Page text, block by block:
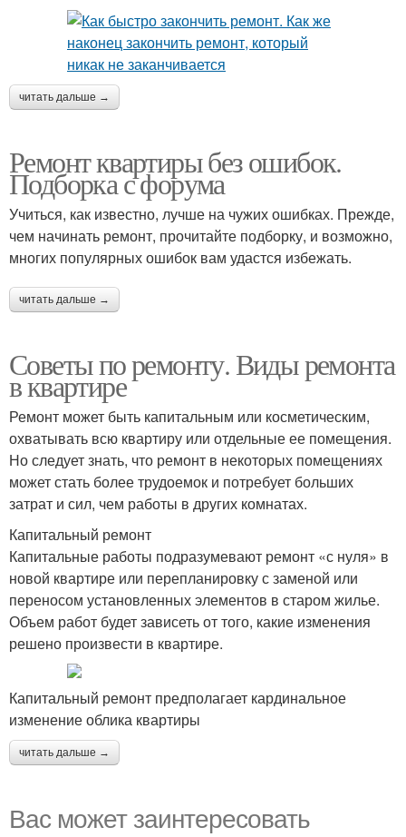
читать дальше →
Ремонт квартиры без ошибок.
Подборка с форума
Учиться, как известно, лучше на чужих ошибках. Прежде,
чем начинать ремонт, прочитайте подборку, и возможно,
многих популярных ошибок вам удастся избежать.
читать дальше →
Советы по ремонту. Виды ремонта
в квартире
Ремонт может быть капитальным или косметическим,
охватывать всю квартиру или отдельные ее помещения.
Но следует знать, что ремонт в некоторых помещениях
может стать более трудоемок и потребует больших
затрат и сил, чем работы в других комнатах.
Капитальный ремонт
Капитальные работы подразумевают ремонт «с нуля» в
новой квартире или перепланировку с заменой или
переносом установленных элементов в старом жилье.
Объем работ будет зависеть от того, какие изменения
решено произвести в квартире.
Капитальный ремонт предполагает кардинальное
изменение облика квартиры
читать дальше →
Вас может заинтересовать